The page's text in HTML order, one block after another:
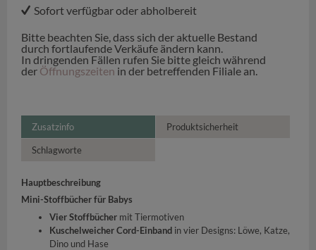
Sofort verfügbar oder abholbereit
Bitte beachten Sie, dass sich der aktuelle Bestand
durch fortlaufende Verkäufe ändern kann.
In dringenden Fällen rufen Sie bitte gleich während
der Öffnungszeiten in der betreffenden Filiale an.
Zusatzinfo Produktsicherheit
Schlagworte
Hauptbeschreibung
Mini-Stoffbücher für Babys
Vier Stoffbücher mit Tiermotiven
Kuschelweicher Cord-Einband in vier Designs: Löwe, Katze,
Dino und Hase